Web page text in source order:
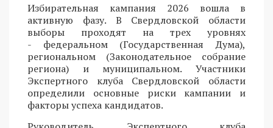
Избирательная кампания 2026 вошла в
активную фазу. В Свердловской области
выборы проходят на трех уровнях
- федеральном (Государственная Дума),
региональном (Законодательное собрание
региона) и муниципальном. Участники
Экспертного клуба Свердловской области
определили основные риски кампании и
факторы успеха кандидатов.